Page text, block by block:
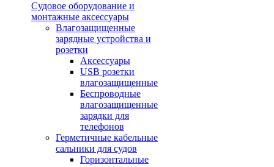
Судовое оборудование и
монтажные аксессуары
Влагозащищенные
зарядные устройства и
розетки
Аксессуары
USB розетки
влагозащищенные
Беспроводные
влагозащищенные
зарядки для
телефонов
Герметичные кабельные
сальники для судов
Горизонтальные